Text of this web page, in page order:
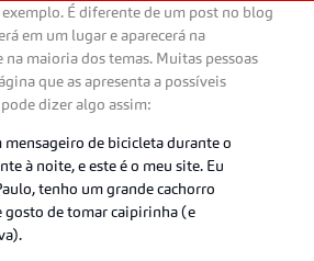
É diferente de um post no blog
em um lugar e aparecerá na
na maioria dos temas. Muitas pessoas
que as apresenta a possíveis
dizer algo assim:
mensageiro de bicicleta durante o
à noite, e este é o meu site. Eu
tenho um grande cachorro
gosto de tomar caipirinha (e